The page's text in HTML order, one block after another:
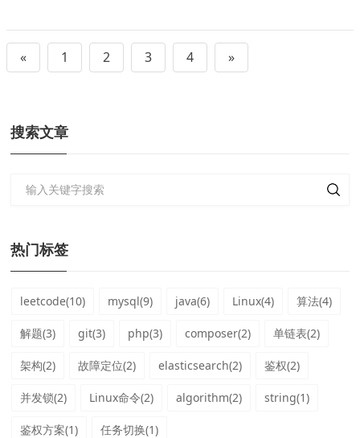
« 1 2 3 4 »
搜索文章
热门标签
leetcode(10) mysql(9) java(6) Linux(4) 算法(4)
解题(3) git(3) php(3) composer(2) 单链表(2)
架构(2) 故障定位(2) elasticsearch(2) 鉴权(2)
并发锁(2) Linux命令(2) algorithm(2) string(1)
鉴权方案(1) 任务切换(1)